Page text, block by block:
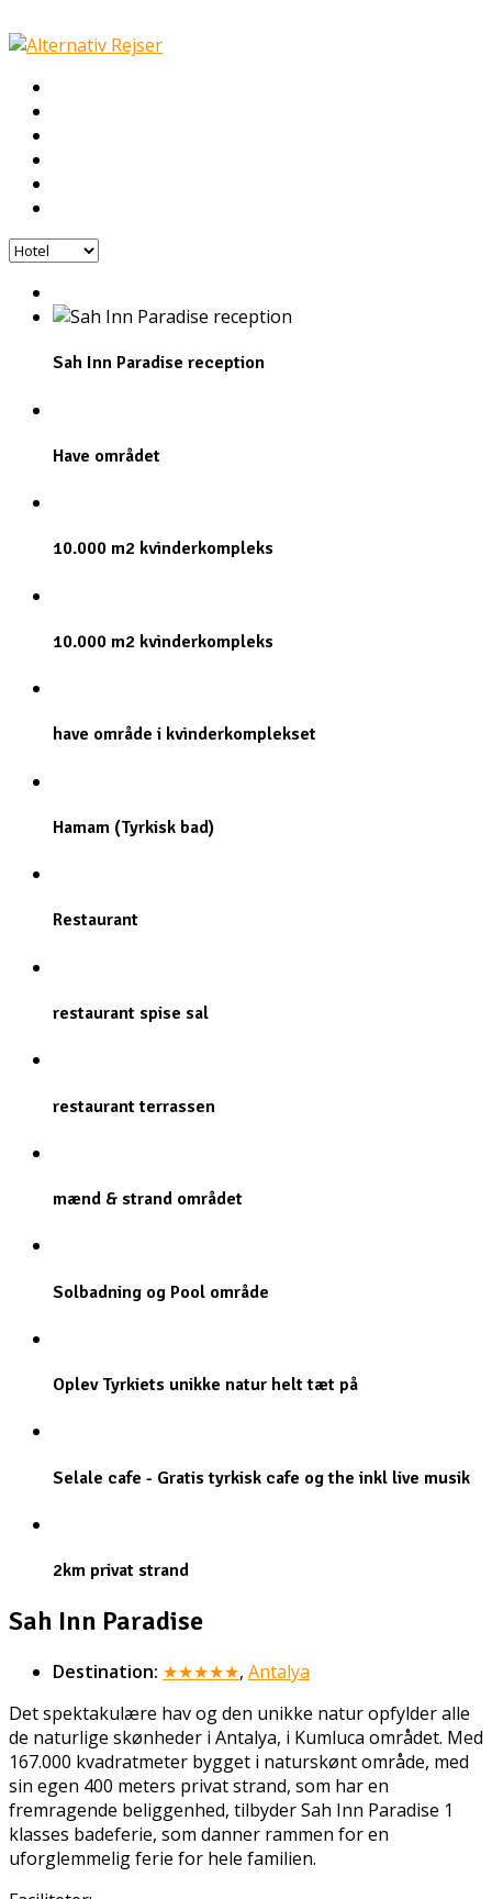
Sah Inn Paradise reception
Have området
10.000 m2 kvinderkompleks
10.000 m2 kvinderkompleks
have område i kvinderkomplekset
Hamam (Tyrkisk bad)
Restaurant
restaurant spise sal
restaurant terrassen
mænd & strand området
Solbadning og Pool område
Oplev Tyrkiets unikke natur helt tæt på
Selale cafe - Gratis tyrkisk cafe og the inkl live musik
2km privat strand
Sah Inn Paradise
Destination: ★★★★★, Antalya
Det spektakulære hav og den unikke natur opfylder alle
de naturlige skønheder i Antalya, i Kumluca området. Med
167.000 kvadratmeter bygget i naturskønt område, med
sin egen 400 meters privat strand, som har en
fremragende beliggenhed, tilbyder Sah Inn Paradise 1
klasses badeferie, som danner rammen for en
uforglemmelig ferie for hele familien.